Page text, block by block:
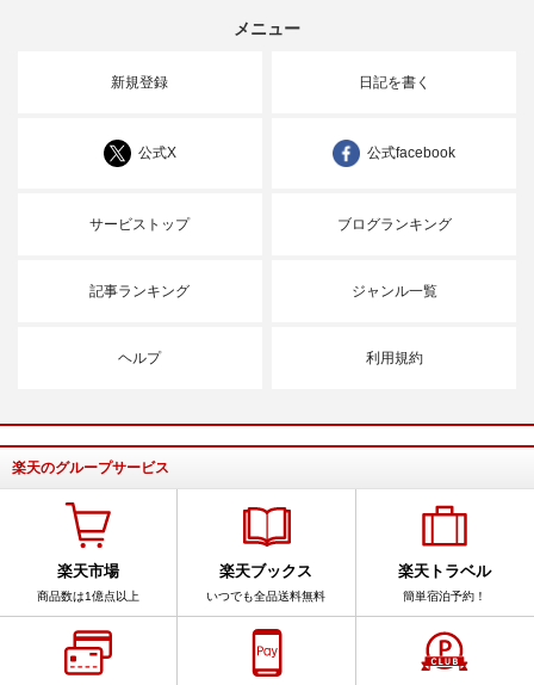
メニュー
新規登録 日記を書く
公式X 公式facebook
サービストップ ブログランキング
記事ランキング ジャンル一覧
ヘルプ 利用規約
楽天のグループサービス
楽天市場
商品数は1億点以上
楽天ブックス
いつでも全品送料無料
楽天トラベル
簡単宿泊予約！